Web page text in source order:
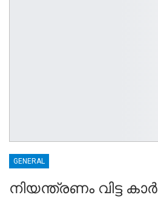
GENERAL
നിയന്ത്രണം വിട്ട കാർ